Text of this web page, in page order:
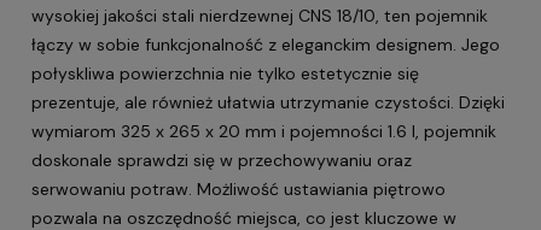
wysokiej jakości stali nierdzewnej CNS 18/10, ten pojemnik
łączy w sobie funkcjonalność z eleganckim designem. Jego
połyskliwa powierzchnia nie tylko estetycznie się
prezentuje, ale również ułatwia utrzymanie czystości. Dzięki
wymiarom 325 x 265 x 20 mm i pojemności 1.6 l, pojemnik
doskonale sprawdzi się w przechowywaniu oraz
serwowaniu potraw. Możliwość ustawiania piętrowo
pozwala na oszczędność miejsca, co jest kluczowe w